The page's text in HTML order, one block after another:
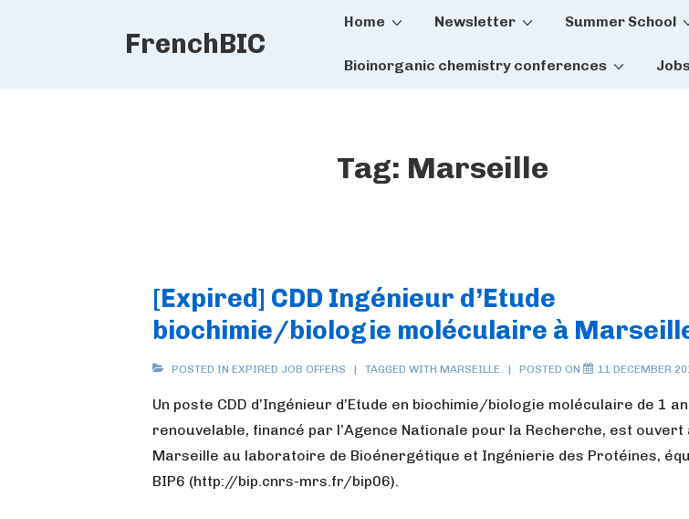
FrenchBIC
Main
Home Newsletter Summer School
Bioinorganic chemistry conferences
Tag: Marseille
[Expired] CDD Ingénieur d’Etude
biochimie/biologie moléculaire à
POSTED IN EXPIRED JOB OFFERS TAGGED WITH MARSEILLE POSTED ON 11 DECEMBER
Un poste CDD d’Ingénieur d’Etude en biochimie/biologie moléculaire de 1 an
renouvelable, financé par l’Agence Nationale pour la Recherche, est ouvert
Marseille au laboratoire de Bioénergétique et Ingénierie des Protéines,
BIP6 (http://bip.cnrs-mrs.fr/bip06).